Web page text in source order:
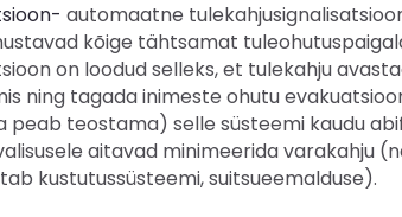
automaatne
kõige tähtsamat
on loodud selleks, et tulekahju
ning tagada inimeste ohutu
peab teostama) selle süsteemi kaudu
aitavad minimeerida varakahju
kustutussüsteemi, suitsueemalduse).